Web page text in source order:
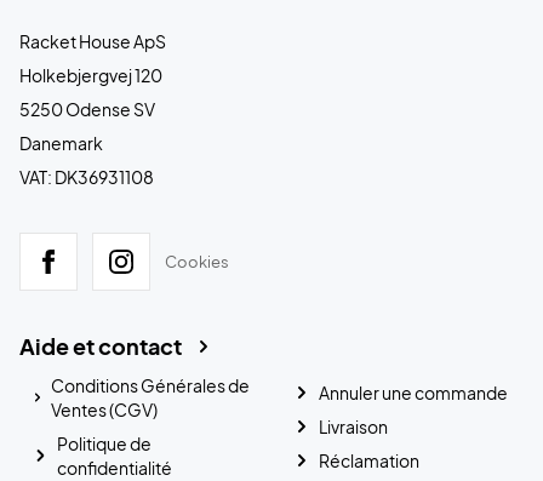
Racket House ApS
Holkebjergvej 120
5250 Odense SV
Danemark
VAT: DK36931108
Cookies
Aide et contact
Conditions Générales de
Ventes (CGV)
Politique de
confidentialité
Annuler une commande
Livraison
Réclamation